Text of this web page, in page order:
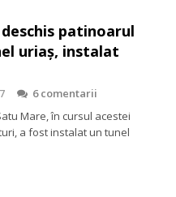
deschis patinoarul
uriaș, instalat
6 comentarii
Mare, în cursul acestei
a fost instalat un tunel